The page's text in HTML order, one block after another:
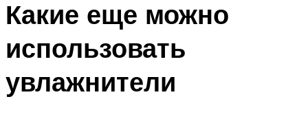
Какие еще можно
использовать
увлажнители